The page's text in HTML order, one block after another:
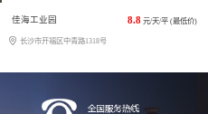
佳海工业园 8.8 元/天/平 (最低价)
长沙市开福区中青路1318号